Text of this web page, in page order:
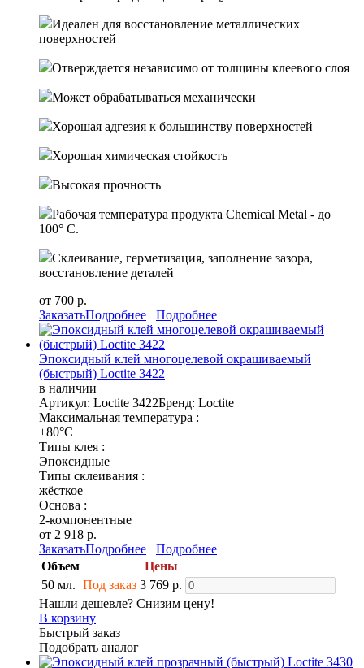
Идеален для восстановление металлических
поверхностей
Отверждается независимо от толщины клеевого слоя
Может обрабатываться механически
Хорошая адгезия к большинству поверхностей
Хорошая химическая стойкость
Высокая прочность
Рабочая температура продукта Chemical Metal - до
100° C.
Склеивание, герметизация, заполнение зазора,
восстановление деталей
от 700 р.
ЗаказатьПодробнее Подробнее
Эпоксидный клей многоцелевой окрашиваемый
(быстрый) Loctite 3422
в наличии
Артикул: Loctite 3422Бренд: Loctite
Максимальная температура :
+80°C
Типы клея :
Эпоксидные
Типы склеивания :
жёсткое
Основа :
2-компонентные
от 2 918 р.
ЗаказатьПодробнее
Подробнее
Объем
Цены
50 мл. Под заказ 3 769 р.
Нашли дешевле? Снизим цену!
В корзину
Быстрый заказ
Подобрать аналог